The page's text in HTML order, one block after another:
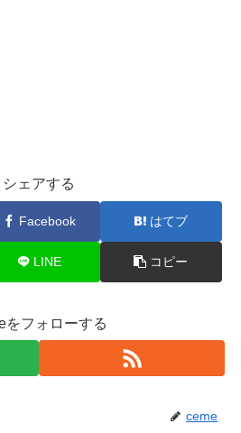
シェアする
Facebook はてブ
LINE コピー
をフォローする
ceme